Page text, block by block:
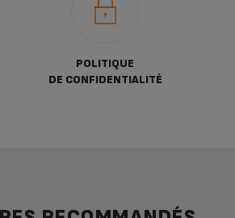
POLITIQUE
DE CONFIDENTIALITÉ